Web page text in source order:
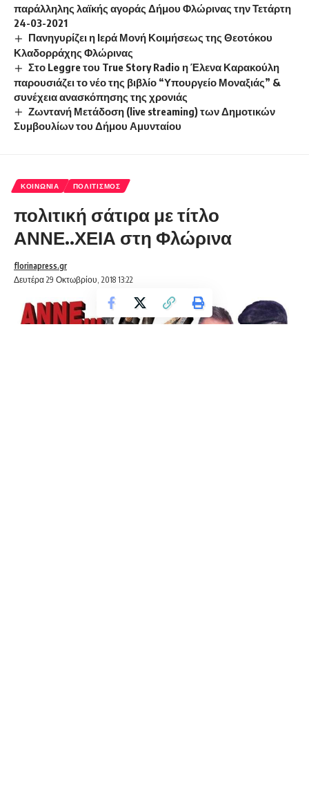
παράλληλης λαϊκής αγοράς Δήμου Φλώρινας την Τετάρτη
24-03-2021
Πανηγυρίζει η Ιερά Μονή Κοιμήσεως της Θεοτόκου
Κλαδορράχης Φλώρινας
Στο Leggre του True Story Radio η Έλενα Καρακούλη
παρουσιάζει το νέο της βιβλίο “Υπουργείο Μοναξιάς” &
συνέχεια ανασκόπησης της χρονιάς
Ζωντανή Μετάδοση (live streaming) των Δημοτικών
Συμβουλίων του Δήμου Αμυνταίου
ΚΟΙΝΩΝΊΑ ΠΟΛΙΤΙΣΜΌΣ
πολιτική σάτιρα με τίτλο
ΑΝΝΕ..ΧΕΙΑ στη Φλώρινα
Δευτέρα 29 Οκτωβρίου, 2018 13:22
florinapress.gr